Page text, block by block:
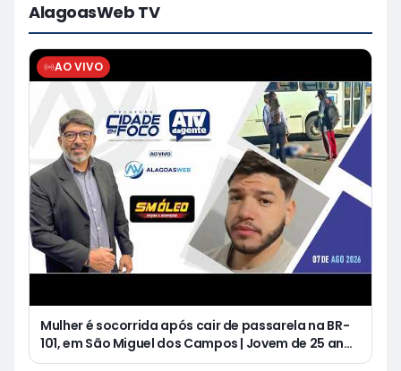
AlagoasWeb TV
AO VIVO
Mulher é socorrida após cair de passarela na BR-
101, em São Miguel dos Campos | Jovem de 25 anos
morre após acidente de moto no Distrito